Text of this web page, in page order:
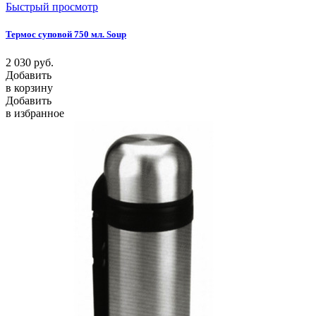
Быстрый просмотр
Термос суповой 750 мл. Soup
2 030 руб.
Добавить
в корзину
Добавить
в избранное